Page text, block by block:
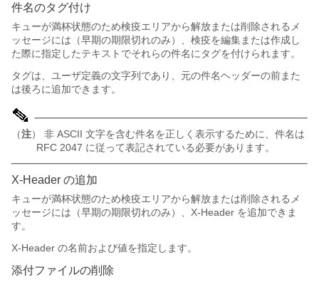
件名のタグ付け
キューが満杯状態のため検疫エリアから解放または削除されるメ
ッセージには（早期の期限切れのみ）、検疫を編集または作成し
た際に指定したテキストでそれらの件名にタグを付けられます。
タグは、ユーザ定義の文字列であり、元の件名ヘッダーの前また
は後ろに追加できます。
（注） 非 ASCII 文字を含む件名を正しく表示するために、件名は
RFC 2047 に従って表記されている必要があります。
X-Header の追加
キューが満杯状態のため検疫エリアから解放または削除されるメ
ッセージには（早期の期限切れのみ）、X-Header を追加できま
す。
X-Header の名前および値を指定します。
添付ファイルの削除